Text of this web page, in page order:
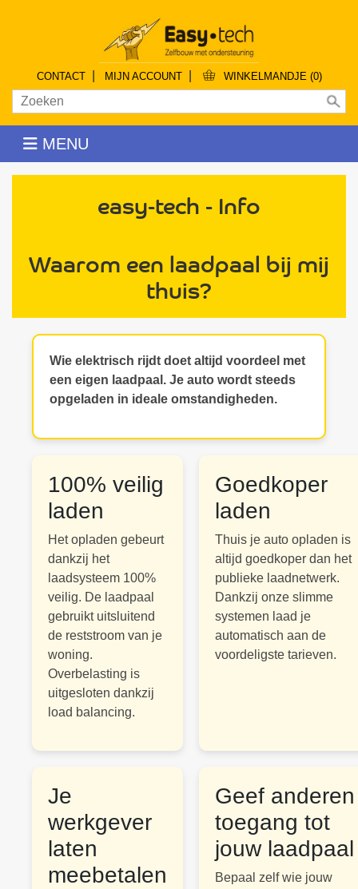
CONTACT| MIJN ACCOUNT| WINKELMANDJE (0)
MENU
easy-tech - Info
Waarom een laadpaal bij mij
thuis?
Wie elektrisch rijdt doet altijd voordeel met
een eigen laadpaal. Je auto wordt steeds
opgeladen in ideale omstandigheden.
100% veilig
laden
Het opladen gebeurt
dankzij het
laadsysteem 100%
veilig. De laadpaal
gebruikt uitsluitend
de reststroom van je
woning.
Overbelasting is
uitgesloten dankzij
load balancing.
Goedkoper
laden
Thuis je auto opladen is
altijd goedkoper dan het
publieke laadnetwerk.
Dankzij onze slimme
systemen laad je
automatisch aan de
voordeligste tarieven.
Je
werkgever
laten
meebetalen
Geef anderen
toegang tot
jouw laadpaal
Bepaal zelf wie jouw